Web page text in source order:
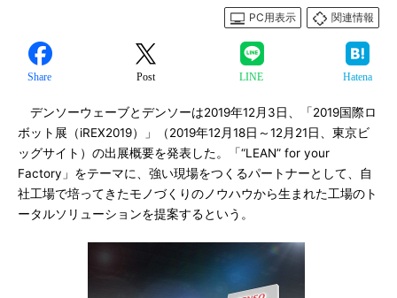
PC用表示
関連情報
Share Post LINE Hatena
デンソーウェーブとデンソーは2019年12月3日、「2019国際ロ
ボット展（iREX2019）」（2019年12月18日～12月21日、東京ビ
ッグサイト）の出展概要を発表した。「“LEAN” for your
Factory」をテーマに、強い現場をつくるパートナーとして、自
社工場で培ってきたモノづくりのノウハウから生まれた工場のト
ータルソリューションを提案するという。